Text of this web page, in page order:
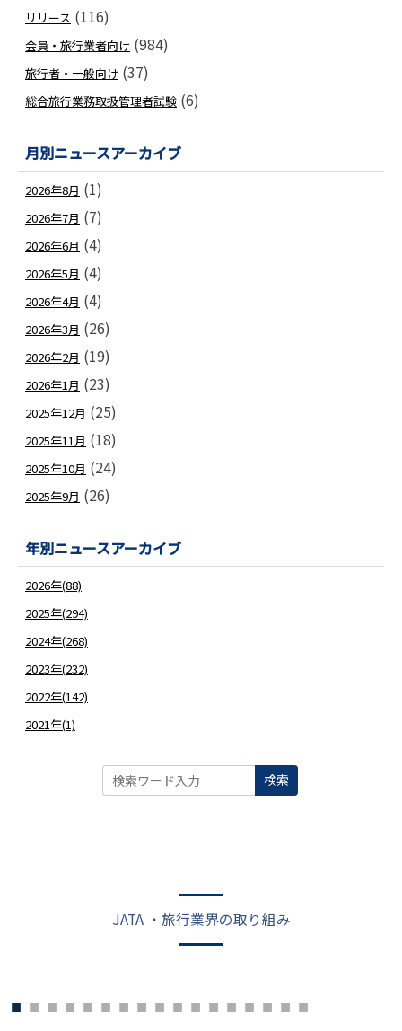
リリース (116)
会員・旅行業者向け (984)
旅行者・一般向け (37)
総合旅行業務取扱管理者試験 (6)
月別ニュースアーカイブ
2026年8月 (1)
2026年7月 (7)
2026年6月 (4)
2026年5月 (4)
2026年4月 (4)
2026年3月 (26)
2026年2月 (19)
2026年1月 (23)
2025年12月 (25)
2025年11月 (18)
2025年10月 (24)
2025年9月 (26)
年別ニュースアーカイブ
2026年(88)
2025年(294)
2024年(268)
2023年(232)
2022年(142)
2021年(1)
検索
JATA ・旅行業界の取り組み